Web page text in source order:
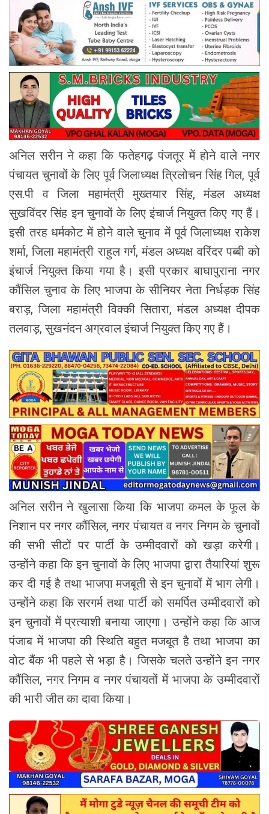
अनिल सरीन ने कहा कि फतेहगढ़ पंजतूर में होने वाले नगर
पंचायत चुनावों के लिए पूर्व जिलाध्यक्ष त्रिलोचन सिंह गिल, पूर्व
एस.पी व जिला महामंत्री मुख्तयार सिंह, मंडल अध्यक्ष
सुखविंदर सिंह इन चुनावों के लिए इंचार्ज नियुक्त किए गए हैं।
इसी तरह धर्मकोट में होने वाले चुनाव में पूर्व जिलाध्यक्ष राकेश
शर्मा, जिला महामंत्री राहुल गर्ग, मंडल अध्यक्ष वरिंदर पब्बी को
इंचार्ज नियुक्त किया गया है। इसी प्रकार बाघापुराना नगर
कौंसिल चुनाव के लिए भाजपा के सीनियर नेता निर्धड़क सिंह
बराड़, जिला महामंत्री विक्की सितारा, मंडल अध्यक्ष दीपक
तलवाड़, सुखनंदन अग्रवाल इंचार्ज नियुक्त किए गए हैं।
अनिल सरीन ने खुलासा किया कि भाजपा कमल के फूल के
निशान पर नगर कौंसिल, नगर पंचायत व नगर निगम के चुनावों
की सभी सीटों पर पार्टी के उम्मीदवारों को खड़ा करेगी।
उन्होंने कहा कि इन चुनावों के लिए भाजपा द्वारा तैयारियां शुरू
कर दी गई है तथा भाजपा मजबूती से इन चुनावों में भाग लेगी।
उन्होंने कहा कि सरगर्म तथा पार्टी को समर्पित उम्मीदवारों को
इन चुनावों में प्रत्याशी बनाया जाएगा। उन्होंने कहा कि आज
पंजाब में भाजपा की स्थिति बहुत मजबूत है तथा भाजपा का
वोट बैंक भी पहले से भड़ा है। जिसके चलते उन्होंने इन नगर
कौंसिल, नगर निगम व नगर पंचायतों में भाजपा के उम्मीदवारों
की भारी जीत का दावा किया।